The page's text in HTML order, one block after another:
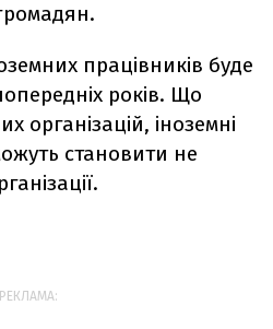
працівників буде
років. Що
організацій, іноземні
становити не
РЕКЛАМА: